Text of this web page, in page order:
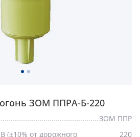
ЗОМ ППРА-Б-220
ЗОМ ППР
(±10% от дорожного
220